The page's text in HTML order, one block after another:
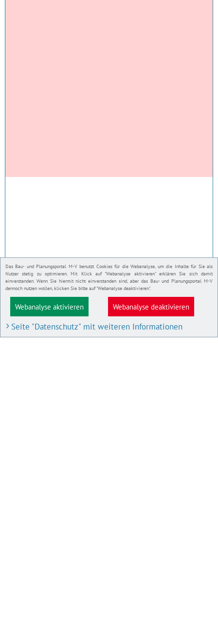
Das Bau- und Planungsportal M-V benutzt Cookies für die Webanalyse, um die Inhalte für Sie als
Nutzer stetig zu optimieren. Mit Klick auf "Webanalyse aktivieren" erklären Sie sich damit
einverstanden. Wenn Sie hiermit nicht einverstanden sind, aber das Bau- und Planungsportal M-V
dennoch nutzen wollen, klicken Sie bitte auf "Webanalyse deaktivieren".
Webanalyse aktivieren Webanalyse deaktivieren
Seite "Datenschutz" mit weiteren Informationen